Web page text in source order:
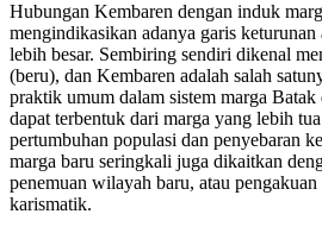
Hubungan Kembaren dengan induk
mengindikasikan adanya garis
lebih besar. Sembiring sendiri dikenal
(beru), dan Kembaren adalah salah
praktik umum dalam sistem marga Batak
dapat terbentuk dari marga yang lebih
pertumbuhan populasi dan penyebaran
marga baru seringkali juga dikaitkan
penemuan wilayah baru, atau
karismatik.